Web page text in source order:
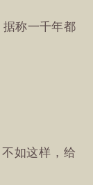
称一千年都
如这样，给